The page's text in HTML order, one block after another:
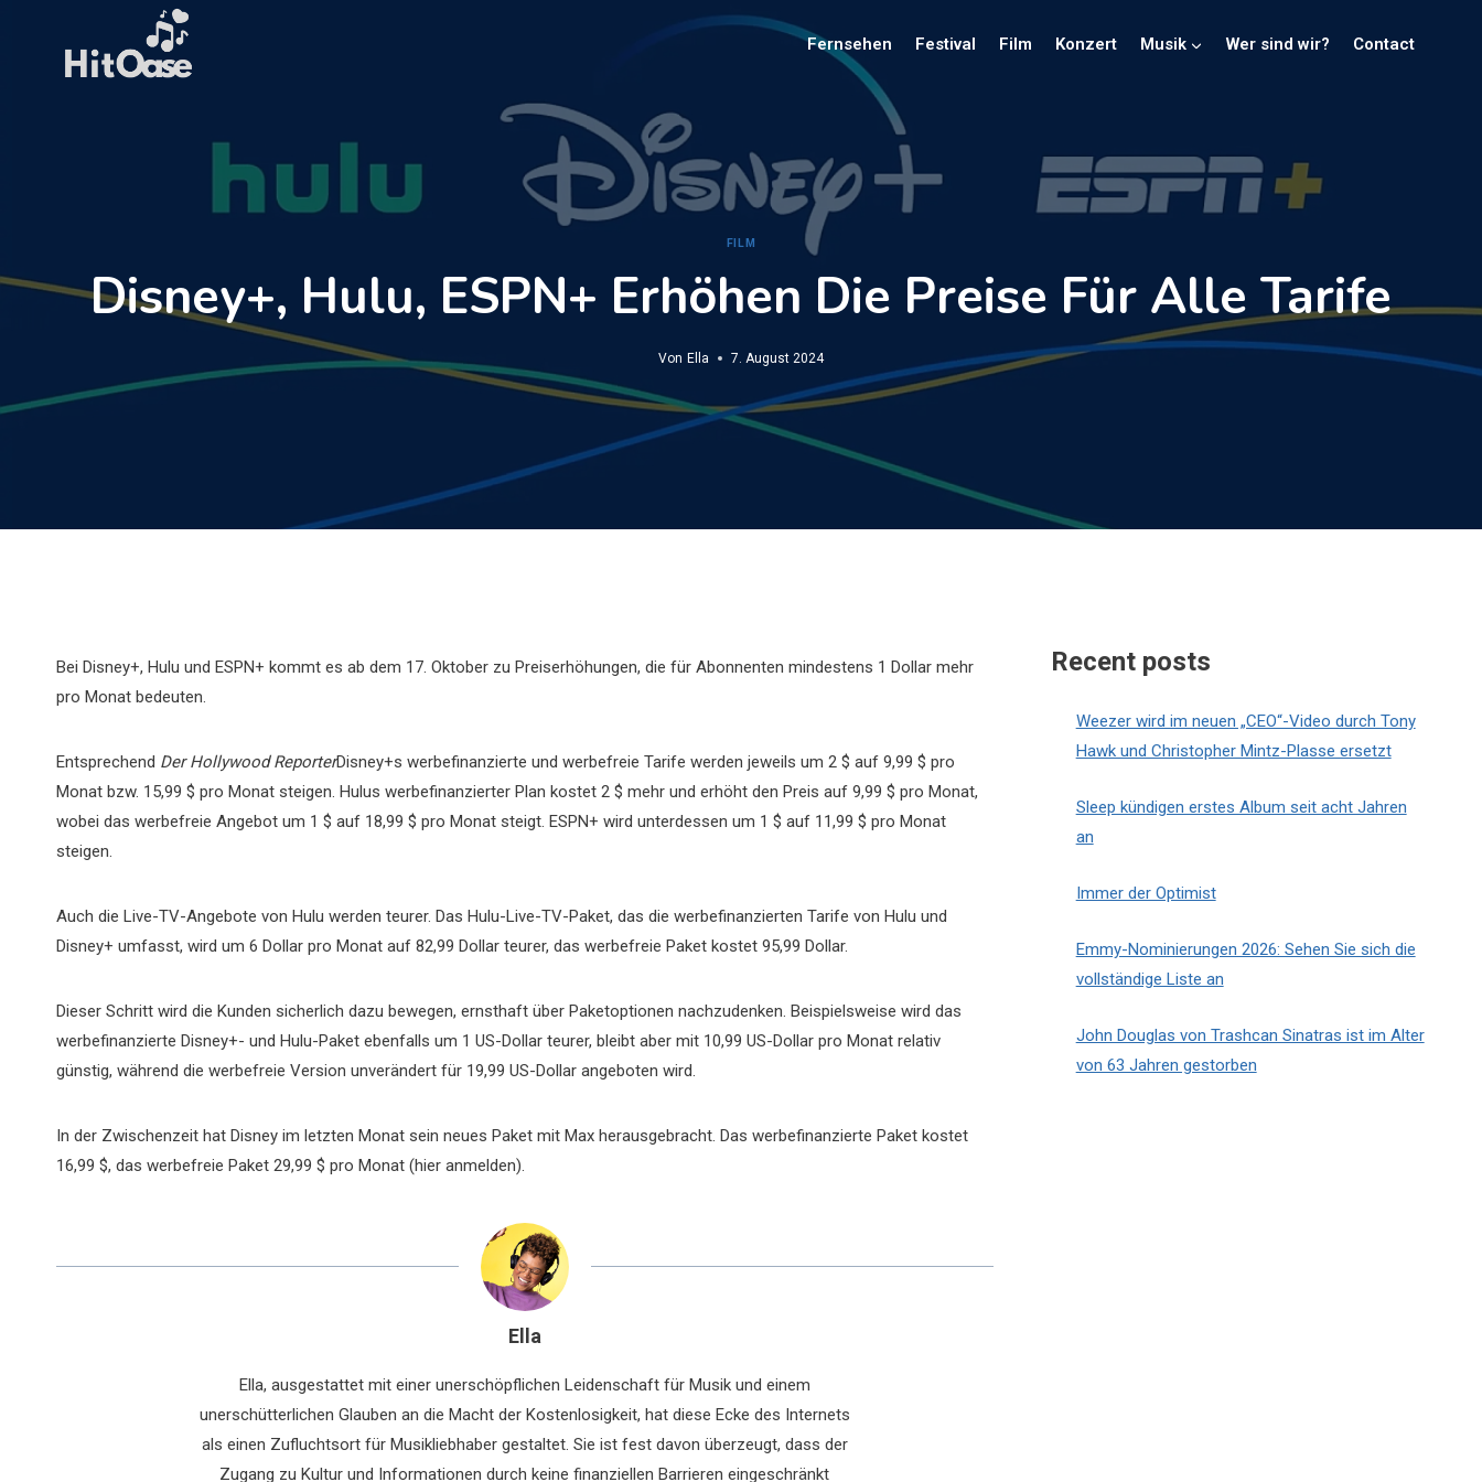
Fernsehen Festival Film Konzert Musik Wer sind wir? Contact
FILM
Disney+, Hulu, ESPN+ Erhöhen Die Preise Für Alle Tarife
Von Ella 7. August 2024
Bei Disney+, Hulu und ESPN+ kommt es ab dem 17. Oktober zu Preiserhöhungen, die für Abonnenten mindestens 1 Dollar mehr
pro Monat bedeuten.
Entsprechend Der Hollywood ReporterDisney+s werbefinanzierte und werbefreie Tarife werden jeweils um 2 $ auf 9,99 $ pro
Monat bzw. 15,99 $ pro Monat steigen. Hulus werbefinanzierter Plan kostet 2 $ mehr und erhöht den Preis auf 9,99 $ pro Monat,
wobei das werbefreie Angebot um 1 $ auf 18,99 $ pro Monat steigt. ESPN+ wird unterdessen um 1 $ auf 11,99 $ pro Monat
steigen.
Auch die Live-TV-Angebote von Hulu werden teurer. Das Hulu-Live-TV-Paket, das die werbefinanzierten Tarife von Hulu und
Disney+ umfasst, wird um 6 Dollar pro Monat auf 82,99 Dollar teurer, das werbefreie Paket kostet 95,99 Dollar.
Dieser Schritt wird die Kunden sicherlich dazu bewegen, ernsthaft über Paketoptionen nachzudenken. Beispielsweise wird das
werbefinanzierte Disney+- und Hulu-Paket ebenfalls um 1 US-Dollar teurer, bleibt aber mit 10,99 US-Dollar pro Monat relativ
günstig, während die werbefreie Version unverändert für 19,99 US-Dollar angeboten wird.
In der Zwischenzeit hat Disney im letzten Monat sein neues Paket mit Max herausgebracht. Das werbefinanzierte Paket kostet
16,99 $, das werbefreie Paket 29,99 $ pro Monat (hier anmelden).
Ella
Ella, ausgestattet mit einer unerschöpflichen Leidenschaft für Musik und einem
unerschütterlichen Glauben an die Macht der Kostenlosigkeit, hat diese Ecke des Internets
als einen Zufluchtsort für Musikliebhaber gestaltet. Sie ist fest davon überzeugt, dass der
Zugang zu Kultur und Informationen durch keine finanziellen Barrieren eingeschränkt
Recent posts
Weezer wird im neuen „CEO“-Video durch Tony
Hawk und Christopher Mintz-Plasse ersetzt
Sleep kündigen erstes Album seit acht Jahren
an
Immer der Optimist
Emmy-Nominierungen 2026: Sehen Sie sich die
vollständige Liste an
John Douglas von Trashcan Sinatras ist im Alter
von 63 Jahren gestorben